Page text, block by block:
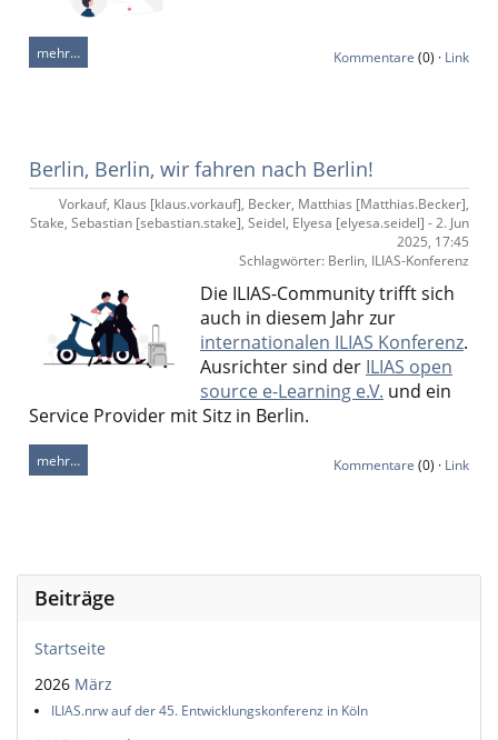
mehr… Kommentare (0) · Link
Berlin, Berlin, wir fahren nach Berlin!
Vorkauf, Klaus [klaus.vorkauf], Becker, Matthias [Matthias.Becker],
Stake, Sebastian [sebastian.stake], Seidel, Elyesa [elyesa.seidel] - 2. Jun
2025, 17:45
Schlagwörter: Berlin, ILIAS-Konferenz
Die ILIAS-Community trifft sich
auch in diesem Jahr zur
internationalen ILIAS Konferenz.
Ausrichter sind der ILIAS open
source e-Learning e.V. und ein
Service Provider mit Sitz in Berlin.
mehr… Kommentare (0) · Link
Beiträge
Startseite
2026 März
ILIAS.nrw auf der 45. Entwicklungskonferenz in Köln